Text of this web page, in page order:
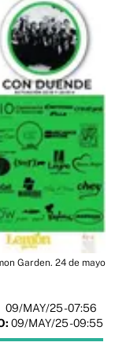
Garden. 24 de mayo
09/MAY/25- 07:56
09/MAY/25 - 09:55